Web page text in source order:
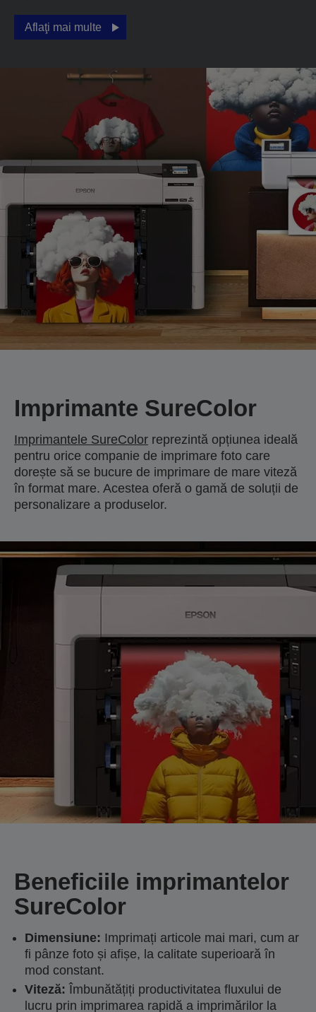
Aflaţi mai multe
Imprimante SureColor
Imprimantele SureColor reprezintă opțiunea ideală
pentru orice companie de imprimare foto care
dorește să se bucure de imprimare de mare viteză
în format mare. Acestea oferă o gamă de soluții de
personalizare a produselor.
Beneficiile imprimantelor
SureColor
Dimensiune: Imprimați articole mai mari, cum ar
fi pânze foto și afișe, la calitate superioară în
mod constant.
Viteză: Îmbunătățiți productivitatea fluxului de
lucru prin imprimarea rapidă a imprimărilor la